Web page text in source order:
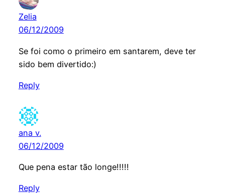
Zelia
06/12/2009
Se foi como o primeiro em santarem, deve ter
sido bem divertido:)
Reply
ana v.
06/12/2009
Que pena estar tão longe!!!!!
Reply